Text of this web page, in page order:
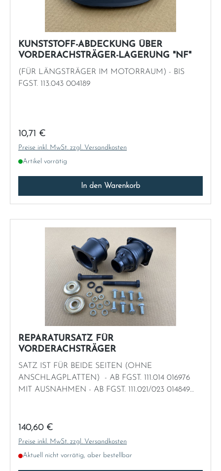
KUNSTSTOFF-ABDECKUNG ÜBER
VORDERACHSTRÄGER-LAGERUNG "NF"
(FÜR LÄNGSTRÄGER IM MOTORRAUM) - BIS
FGST. 113.043 004189
Regulärer Preis:
10,71 €
Preise inkl. MwSt. zzgl. Versandkosten
Artikel vorrätig
In den Warenkorb
REPARATURSATZ FÜR
VORDERACHSTRÄGER
SATZ IST FÜR BEIDE SEITEN (OHNE
ANSCHLAGPLATTEN) - AB FGST. 111.014 016976
MIT AUSNAHMEN - AB FGST. 111.021/023 014849
Regulärer Preis:
140,60 €
Preise inkl. MwSt. zzgl. Versandkosten
Aktuell nicht vorrätig, aber bestellbar